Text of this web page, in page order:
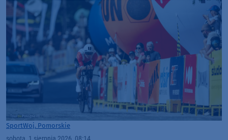
SportWoj. Pomorskie